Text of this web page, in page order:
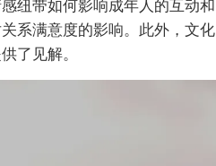
纽带如何影响成年人的互动和
系满意度的影响。此外，文化
了见解。